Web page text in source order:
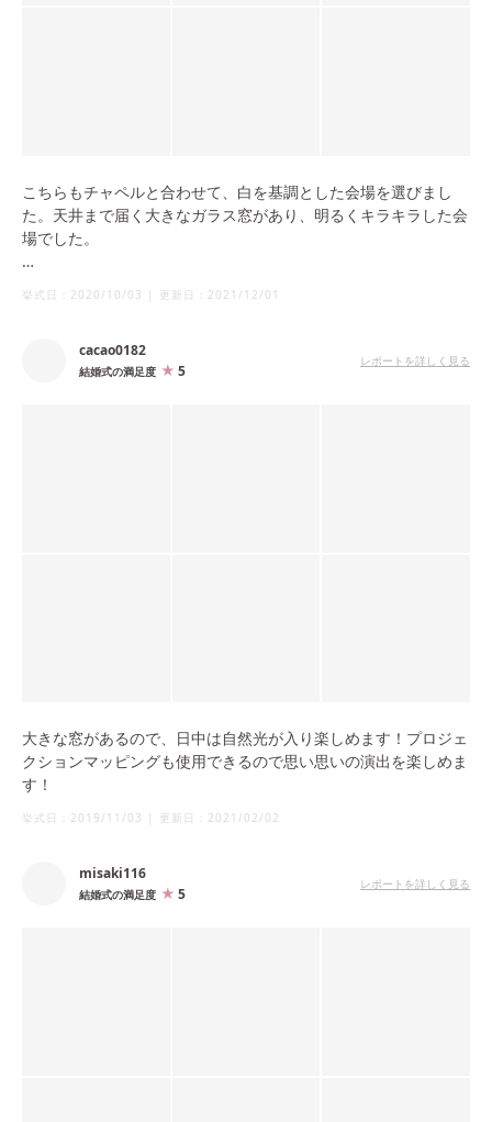
こちらもチャペルと合わせて、白を基調とした会場を選びまし
た。天井まで届く大きなガラス窓があり、明るくキラキラした会
場でした。
ャンドルサービスの時にさりげなくキラキラしたプロジェクショ
出は憧れだったのでそれが叶ってよかったです！
挙式日： 2020/10/03 | 更新日： 2021/12/01
cacao0182
結婚式の満足度 5
レポートを詳しく見る
大きな窓があるので、日中は自然光が入り楽しめます！プロジェ
クションマッピングも使用できるので思い思いの演出を楽しめま
す！
挙式日： 2019/11/03 | 更新日： 2021/02/02
misaki116
結婚式の満足度 5
レポートを詳しく見る